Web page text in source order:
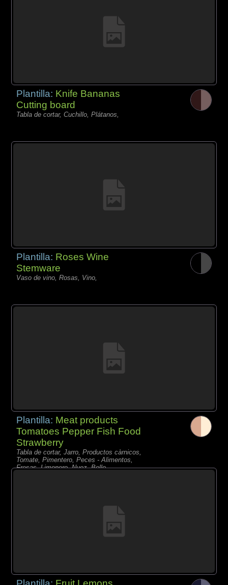
Plantilla: Knife Bananas
Cutting board
Tabla de cortar, Cuchillo, Plátanos,
Plantilla: Roses Wine
Stemware
Vaso de vino, Rosas, Vino,
Plantilla: Meat products
Tomatoes Pepper Fish Food
Strawberry
Tabla de cortar, Jarro, Productos càrnicos,
Tomate, Pimentero, Peces - Alimentos,
Fresas, Limonero, Nuez, Bollo,